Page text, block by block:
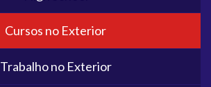
Cursos no Exterior
Trabalho no Exterior